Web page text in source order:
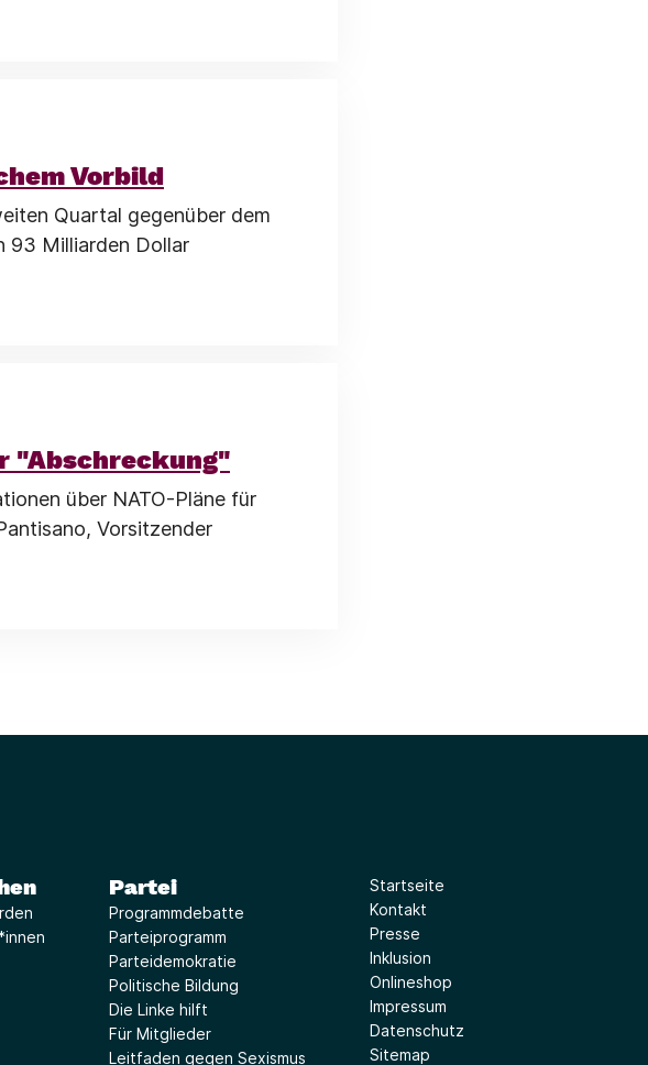
Vorbild
Quartal gegenüber dem
93 Milliarden Dollar
"Abschreckung"
über NATO-Pläne für
Vorsitzender
Partei
Programmdebatte
Parteiprogramm
Parteidemokratie
Politische Bildung
Die Linke hilft
Für Mitglieder
Leitfaden gegen Sexismus
Startseite
Kontakt
Presse
Inklusion
Onlineshop
Impressum
Datenschutz
Sitemap